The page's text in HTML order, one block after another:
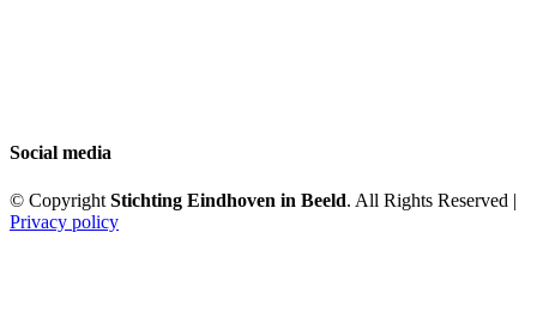
Social media
© Copyright Stichting Eindhoven in Beeld. All Rights Reserved |
Privacy policy